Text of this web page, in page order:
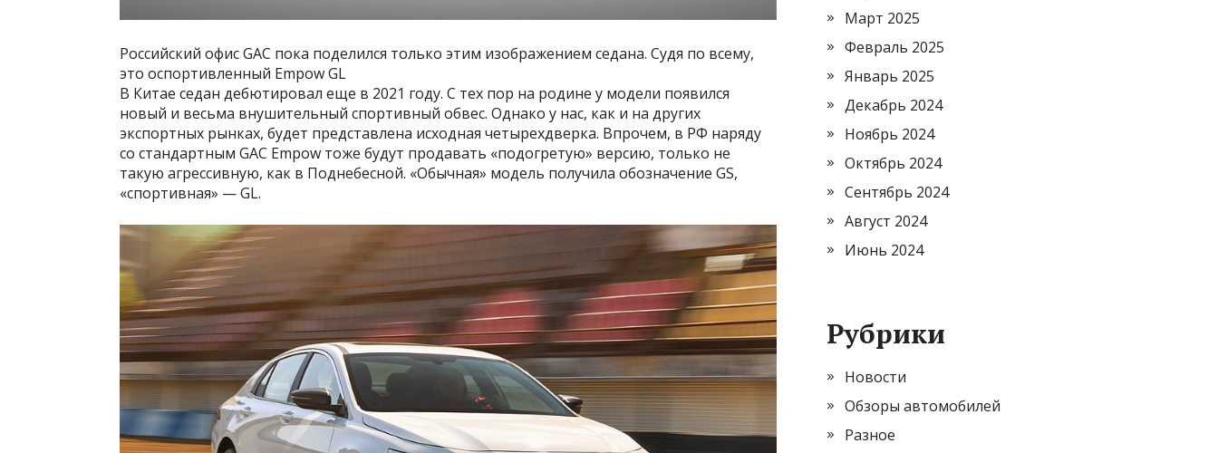
Российский офис GAC пока поделился только этим изображением седана. Судя по всему,
это оспортивленный Empow GL
В Китае седан дебютировал еще в 2021 году. С тех пор на родине у модели появился
новый и весьма внушительный спортивный обвес. Однако у нас, как и на других
экспортных рынках, будет представлена исходная четырехдверка. Впрочем, в РФ наряду
со стандартным GAC Empow тоже будут продавать «подогретую» версию, только не
такую агрессивную, как в Поднебесной. «Обычная» модель получила обозначение GS,
«спортивная» — GL.
Март 2025
Февраль 2025
Январь 2025
Декабрь 2024
Ноябрь 2024
Октябрь 2024
Сентябрь 2024
Август 2024
Июнь 2024
Рубрики
Новости
Обзоры автомобилей
Разное